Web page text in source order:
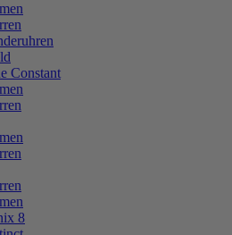
Constant
8